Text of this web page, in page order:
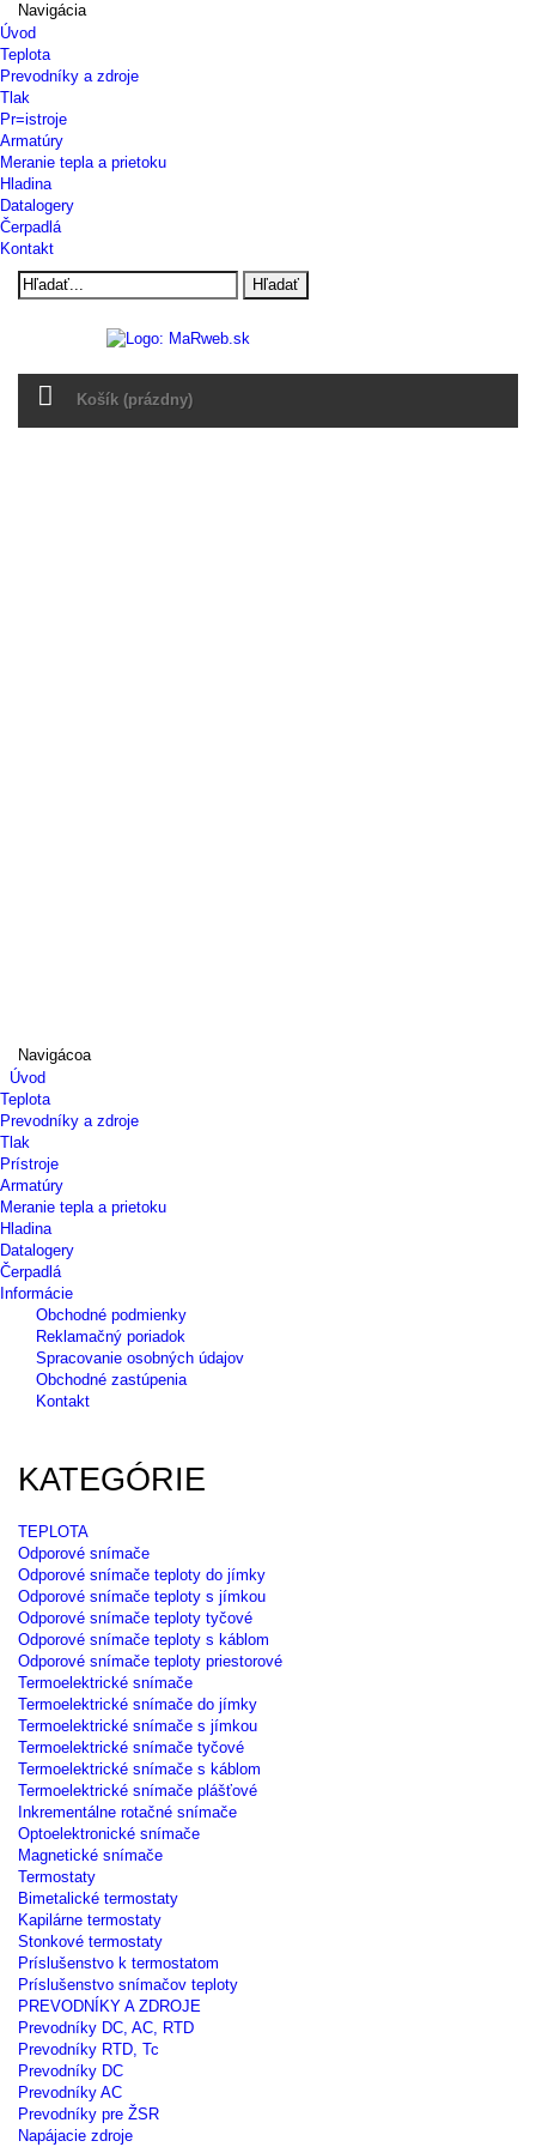
Navigácia
Úvod
Teplota
Prevodníky a zdroje
Tlak
Pr=istroje
Armatúry
Meranie tepla a prietoku
Hladina
Datalogery
Čerpadlá
Kontakt
Hľadať
Košík (prázdny)
Navigácoa
Úvod
Teplota
Prevodníky a zdroje
Tlak
Prístroje
Armatúry
Meranie tepla a prietoku
Hladina
Datalogery
Čerpadlá
Informácie
Obchodné podmienky
Reklamačný poriadok
Spracovanie osobných údajov
Obchodné zastúpenia
Kontakt
KATEGÓRIE
TEPLOTA
Odporové snímače
Odporové snímače teploty do jímky
Odporové snímače teploty s jímkou
Odporové snímače teploty tyčové
Odporové snímače teploty s káblom
Odporové snímače teploty priestorové
Termoelektrické snímače
Termoelektrické snímače do jímky
Termoelektrické snímače s jímkou
Termoelektrické snímače tyčové
Termoelektrické snímače s káblom
Termoelektrické snímače plášťové
Inkrementálne rotačné snímače
Optoelektronické snímače
Magnetické snímače
Termostaty
Bimetalické termostaty
Kapilárne termostaty
Stonkové termostaty
Príslušenstvo k termostatom
Príslušenstvo snímačov teploty
PREVODNÍKY A ZDROJE
Prevodníky DC, AC, RTD
Prevodníky RTD, Tc
Prevodníky DC
Prevodníky AC
Prevodníky pre ŽSR
Napájacie zdroje